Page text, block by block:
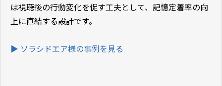
は視聴後の行動変化を促す工夫として、記憶定着率の向
上に直結する設計です。
▶ ソラシドエア様の事例を見る